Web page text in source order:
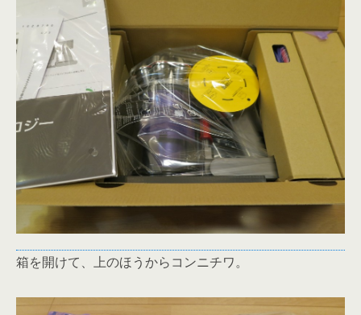
箱を開けて、上のほうからコンニチワ。